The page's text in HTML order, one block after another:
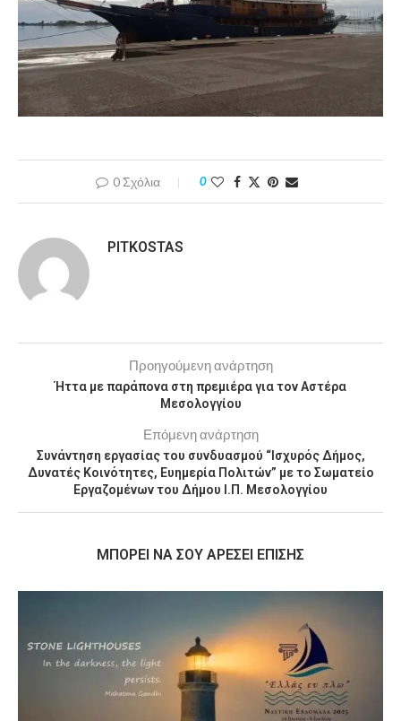
0 Σχόλια 0
PITKOSTAS
Προηγούμενη ανάρτηση
Ήττα με παράπονα στη πρεμιέρα για τον Αστέρα
Μεσολογγίου
Επόμενη ανάρτηση
Συνάντηση εργασίας του συνδυασμού “Ισχυρός Δήμος,
Δυνατές Κοινότητες, Ευημερία Πολιτών” με το Σωματείο
Εργαζομένων του Δήμου Ι.Π. Μεσολογγίου
MΠΟΡΕΊ ΝΑ ΣΟΥ ΑΡΈΣΕΙ ΕΠΊΣΗΣ